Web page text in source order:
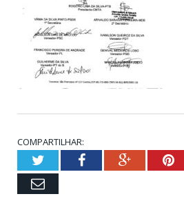
COMPARTILHAR:
TwitterFacebookGoogle+
Email